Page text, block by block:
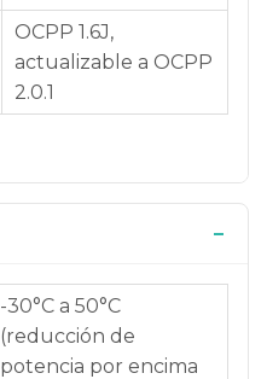
OCPP 1.6J,
actualizable a OCPP
2.0.1
-30°C a 50°C
(reducción de
potencia por encima